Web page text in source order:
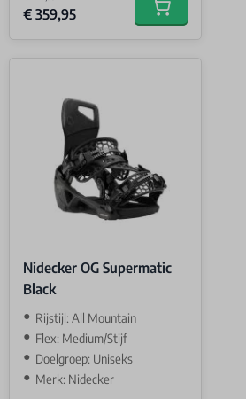
€ 359,95 Add to cart
Nidecker OG Supermatic
Black
Rijstijl: All Mountain
Flex: Medium/Stijf
Doelgroep: Uniseks
Merk: Nidecker